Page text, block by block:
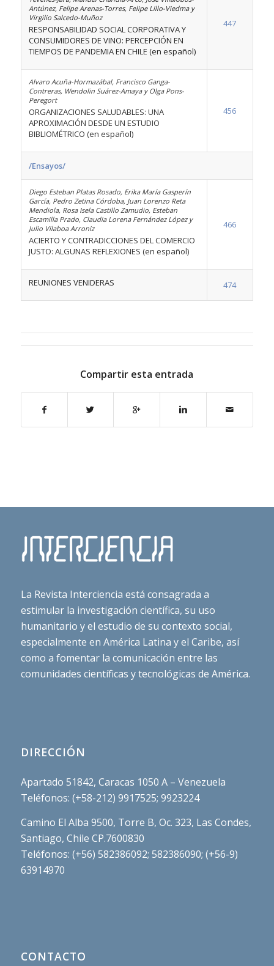
Antúnez, Felipe Arenas-Torres, Felipe Lillo-Viedma y
Virgilio Salcedo-Muñoz
RESPONSABILIDAD SOCIAL CORPORATIVA Y
CONSUMIDORES DE VINO: PERCEPCIÓN EN
TIEMPOS DE PANDEMIA EN CHILE (en español)
447
Alvaro Acuña-Hormazábal, Francisco Ganga-
Contreras, Wendolin Suárez-Amaya y Olga Pons-
Peregort
ORGANIZACIONES SALUDABLES: UNA
APROXIMACIÓN DESDE UN ESTUDIO
BIBLIOMÉTRICO (en español)
456
/Ensayos/
Diego Esteban Platas Rosado, Erika María Gasperín
García, Pedro Zetina Córdoba, Juan Lorenzo Reta
Mendiola, Rosa Isela Castillo Zamudio, Esteban
Escamilla Prado, Claudia Lorena Fernández López y
Julio Vilaboa Arroniz
ACIERTO Y CONTRADICCIONES DEL COMERCIO
JUSTO: ALGUNAS REFLEXIONES (en español)
466
REUNIONES VENIDERAS 474
Compartir esta entrada
La Revista Interciencia está consagrada a
estimular la investigación científica, su uso
humanitario y el estudio de su contexto social,
especialmente en América Latina y el Caribe, así
como a fomentar la comunicación entre las
comunidades científicas y tecnológicas de América.
DIRECCIÓN
Apartado 51842, Caracas 1050 A – Venezuela
Teléfonos: (+58-212) 9917525; 9923224
Camino El Alba 9500, Torre B, Oc. 323, Las Condes,
Santiago, Chile CP.7600830
Teléfonos: (+56) 582386092; 582386090; (+56-9)
63914970
CONTACTO